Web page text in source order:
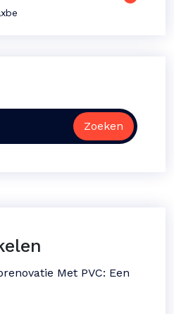
Zoeken
Met PVC: Een